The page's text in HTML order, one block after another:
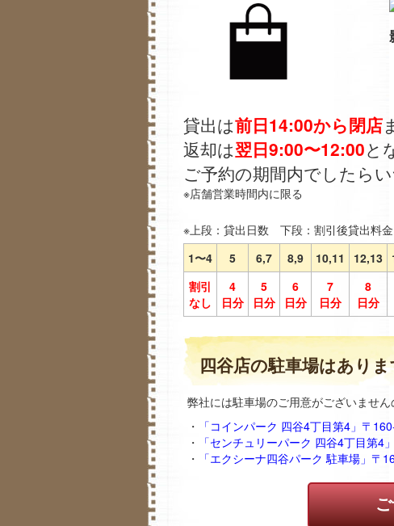
貸出は前日14:00から閉店
返却は翌日9:00〜12:00と
ご予約の期間内でしたら
※店舗営業時間内に限る
※上段：貸出日数 下段：割引後貸出料金
1〜4
5 6,7 8,9 10,11 12,13
割引
なし
4
日分
5
日分
6
日分
7
日分
8
日分
四谷店の駐車場はあり
弊社には駐車場のご用意がございませ
・
「コインパーク 四谷4丁目第4」〒
・
「センチュリーパーク 四谷4丁目第
・
「エクシーナ四谷パーク 駐車場」〒